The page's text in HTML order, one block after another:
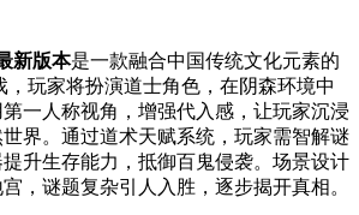
新版本是一款融合中国传统文化元素的
，玩家将扮演道士角色，在阴森环境中
一人称视角，增强代入感，让玩家沉浸
界。通过道术天赋系统，玩家需智解谜
升生存能力，抵御百鬼侵袭。场景设计
，谜题复杂引人入胜，逐步揭开真相。